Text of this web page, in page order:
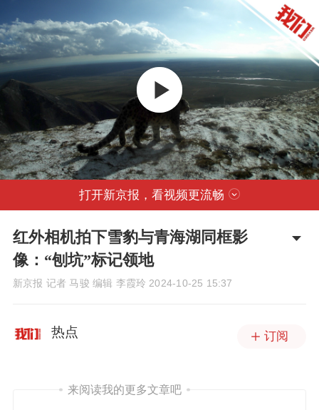
打开新京报，看视频更流畅
红外相机拍下雪豹与青海湖同框影
像：“刨坑”标记领地
新京报 记者 马骏 编辑 李霞玲 2024-10-25 15:37
热点 订阅
来阅读我的更多文章吧